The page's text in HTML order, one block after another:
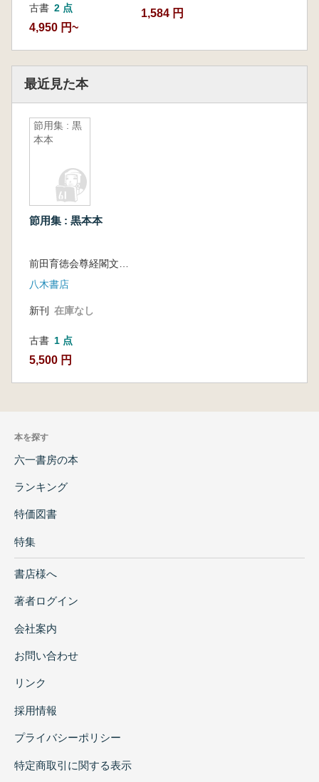
古書 2 点
4,950 円~
1,584 円
最近見た本
節用集 : 黒
本本
節用集 : 黒本本
八木書店
新刊 在庫なし
古書 1 点
5,500 円
本を探す
六一書房の本
ランキング
特価図書
特集
書店様へ
著者ログイン
会社案内
お問い合わせ
リンク
採用情報
プライバシーポリシー
特定商取引に関する表示